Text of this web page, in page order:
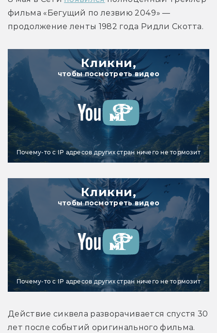
фильма «Бегущий по лезвию 2049» —
продолжение ленты 1982 года Ридли Скотта.
Кликни,
чтобы посмотреть видео
Почему-то с IP адресов других стран ничего не тормозит
Кликни,
чтобы посмотреть видео
Почему-то с IP адресов других стран ничего не тормозит
Действие сиквела разворачивается спустя 30
лет после событий оригинального фильма.